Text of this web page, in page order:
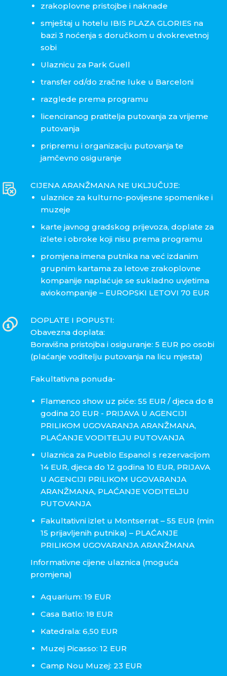
zrakoplovne pristojbe i naknade
smještaj u hotelu IBIS PLAZA GLORIES na
bazi 3 noćenja s doručkom u dvokrevetnoj
sobi
Ulaznicu za Park Guell
transfer od/do zračne luke u Barceloni
razglede prema programu
licenciranog pratitelja putovanja za vrijeme
putovanja
pripremu i organizaciju putovanja te
jamčevno osiguranje
CIJENA ARANŽMANA NE UKLJUČUJE:
ulaznice za kulturno-povijesne spomenike i
muzeje
karte javnog gradskog prijevoza, doplate za
izlete i obroke koji nisu prema programu
promjena imena putnika na već izdanim
grupnim kartama za letove zrakoplovne
kompanije naplaćuje se sukladno uvjetima
aviokompanije – EUROPSKI LETOVI 70 EUR
DOPLATE I POPUSTI:
Obavezna doplata:
Boravišna pristojba i osiguranje: 5 EUR po osobi
(plaćanje voditelju putovanja na licu mjesta)
Fakultativna ponuda-
Flamenco show uz piće: 55 EUR / djeca do 8
godina 20 EUR - PRIJAVA U AGENCIJI
PRILIKOM UGOVARANJA ARANŽMANA,
PLAĆANJE VODITELJU PUTOVANJA
Ulaznica za Pueblo Espanol s rezervacijom
14 EUR, djeca do 12 godina 10 EUR, PRIJAVA
U AGENCIJI PRILIKOM UGOVARANJA
ARANŽMANA, PLAĆANJE VODITELJU
PUTOVANJA
Fakultativni izlet u Montserrat – 55 EUR (min
15 prijavljenih putnika) – PLAĆANJE
PRILIKOM UGOVARANJA ARANŽMANA
Informativne cijene ulaznica (moguća
promjena)
Aquarium: 19 EUR
Casa Batlo: 18 EUR
Katedrala: 6,50 EUR
Muzej Picasso: 12 EUR
Camp Nou Muzej: 23 EUR